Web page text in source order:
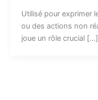
Utilisé pour exprimer
ou des actions non
joue un rôle crucial […]